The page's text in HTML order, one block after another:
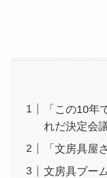
「この10年
れだ決定会議
「文房具屋
文房具ブー